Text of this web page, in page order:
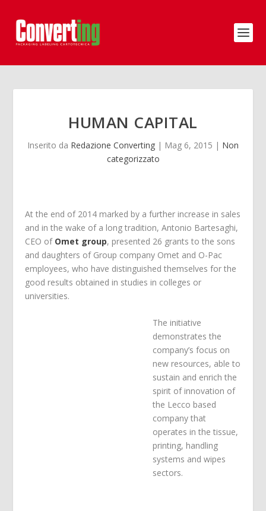
HUMAN CAPITAL
Inserito da Redazione Converting | Mag 6, 2015 | Non
categorizzato
At the end of 2014 marked by a further increase in sales
and in the wake of a long tradition, Antonio Bartesaghi,
CEO of Omet group, presented 26 grants to the sons
and daughters of Group company Omet and O-Pac
employees, who have distinguished themselves for the
good results obtained in studies in colleges or
universities.
The initiative
demonstrates the
company’s focus on
new resources, able to
sustain and enrich the
spirit of innovation of
the Lecco based
company that
operates in the tissue,
printing, handling
systems and wipes
sectors.